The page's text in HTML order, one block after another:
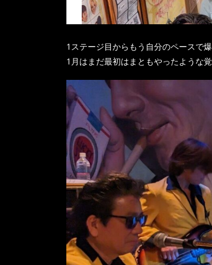
1ステージ目からもう自分のペースで
1月はまだ最初はまともやったような